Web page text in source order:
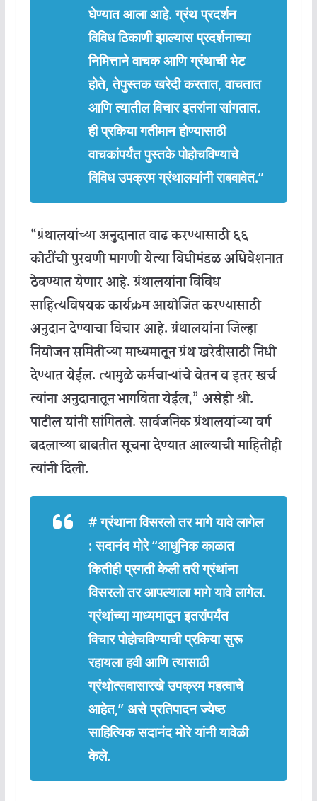
घेण्यात आला आहे.ग्रंथ प्रदर्शन
विविध ठिकाणी झाल्यास प्रदर्शनाच्या
निमित्ताने वाचक आणि ग्रंथाची भेट
होते,तेपुस्तक खरेदी करतात,वाचतात
आणि त्यातील विचार इतरांना सांगतात.
ही प्रकिया गतीमान होण्यासाठी
वाचकांपर्यंत पुस्तकेपोहोचविण्याचे
विविध उपक्रम ग्रंथालयांनी राबवावेत.”
“ग्रंथालयांच्याअनुदानातवाढकरण्यासाठी ६६
कोटींचीपुरवणीमागणीयेत्याविधीमंडळअधिवेशनात
ठेवण्यातयेणारआहे.ग्रंथालयांनाविविध
साहित्यविषयककार्यक्रमआयोजितकरण्यासाठी
अनुदानदेण्याचाविचारआहे.ग्रंथालयांनाजिल्हा
नियोजनसमितीच्यामाध्यमातूनग्रंथखरेदीसाठीनिधी
देण्यातयेईल.त्यामुळेकर्मचाऱ्यांचेवेतनवइतरखर्च
त्यांनाअनुदानातूनभागवितायेईल,” असेही श्री.
पाटीलयांनीसांगितले.सार्वजनिकग्रंथालयांच्यावर्ग
बदलाच्याबाबतीतसूचनादेण्यातआल्याचीमाहितीही
त्यांनीदिली.
#ग्रंथाना विसरलो तर मागे यावे लागेल
:सदानंद मोरे “आधुनिक काळात
कितीही प्रगती केली तरी ग्रंथांना
विसरलो तर आपल्याला मागे यावे लागेल.
ग्रंथांच्या माध्यमातून इतरांपर्यंत
विचारपोहोचविण्याची प्रकिया सुरू
रहायला हवी आणि त्यासाठी
ग्रंथोत्सवासारखे उपक्रम महत्वाचे
आहेत,” असे प्रतिपादन ज्येष्ठ
साहित्यिकसदानंद मोरे यांनी यावेळी
केले.